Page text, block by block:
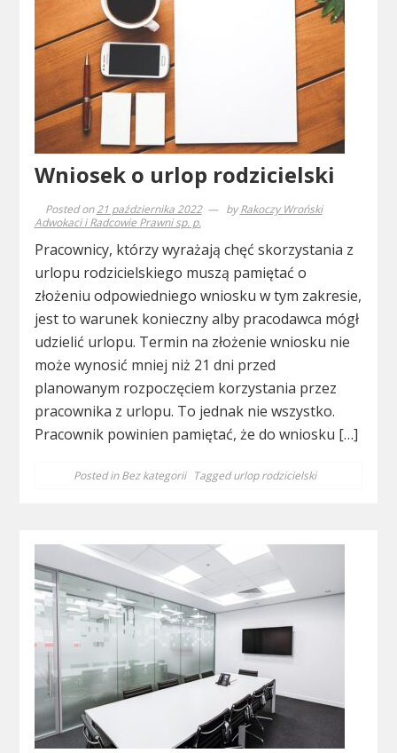
Wniosek o urlop rodzicielski
Posted on21 października 2022 byRakoczy Wroński
Adwokaci i Radcowie Prawni sp. p.
Pracownicy, którzy wyrażają chęć skorzystania z
urlopu rodzicielskiego muszą pamiętać o
złożeniu odpowiedniego wniosku w tym zakresie,
jest to warunek konieczny alby pracodawca mógł
udzielić urlopu. Termin na złożenie wniosku nie
może wynosić mniej niż 21 dni przed
planowanym rozpoczęciem korzystania przez
pracownika z urlopu. To jednak nie wszystko.
Pracownik powinien pamiętać, że do wniosku […]
Posted inBez kategorii Taggedurlop rodzicielski